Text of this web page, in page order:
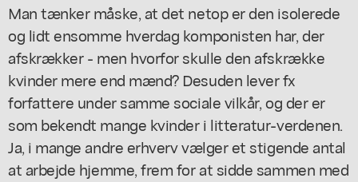
Man tænker måske, at det netop er den isolerede
og lidt ensomme hverdag komponisten har, der
afskrækker - men hvorfor skulle den afskrække
kvinder mere end mænd? Desuden lever fx
forfattere under samme sociale vilkår, og der er
som bekendt mange kvinder i litteratur-verdenen.
Ja, i mange andre erhverv vælger et stigende antal
at arbejde hjemme, frem for at sidde sammen med